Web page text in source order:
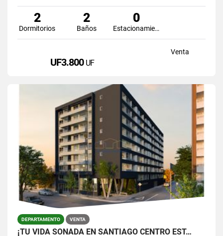
2
Dormitorios
2
Baños
0
Estacionamiento
Venta
UF3.800 UF
DEPARTAMENTO VENTA
¡TU VIDA SOÑADA EN SANTIAGO CENTRO EST…